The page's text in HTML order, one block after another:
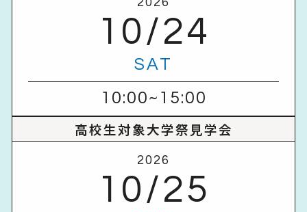
10/24
SAT
10:00~15:00
高校生対象大学祭見学会
2026
10/25